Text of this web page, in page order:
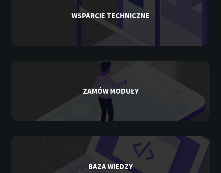
WSPARCIE TECHNICZNE
ZAMÓW MODUŁY
BAZA WIEDZY